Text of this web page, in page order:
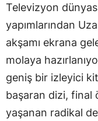
Televizyon
yapımlarından
akşamı ekrana
molaya
geniş bir izleyici
başaran dizi, final
yaşanan radikal